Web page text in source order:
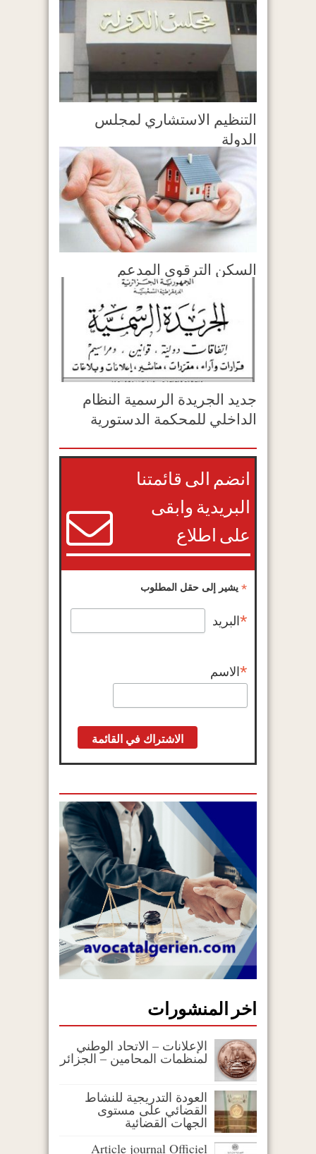
التنظيم الاستشاري لمجلس
الدولة
السكن الترقوي المدعم
جديد الجريدة الرسمية النظام
الداخلي للمحكمة الدستورية
انضم الى قائمتنا
البريدية وابقى
على اطلاع
*يشير إلى حقل المطلوب
*البريد
*الاسم
اخر المنشورات
الإعلانات – الاتحاد الوطني
لمنظمات المحامين – الجزائر
العودة التدريجية للنشاط
القضائي على مستوى
الجهات القضائية
Article journal Officiel